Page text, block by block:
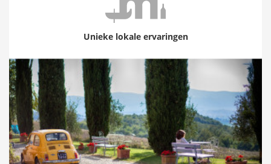
Unieke lokale ervaringen